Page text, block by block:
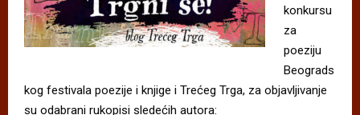
konkursu
za
poeziju
Beograds
kog festivala poezije i knjige i Trećeg Trga, za objavljivanje
su odabrani rukopisi sledećih autora: